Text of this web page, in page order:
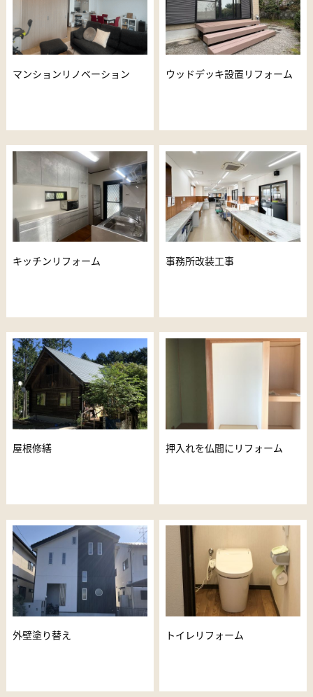
マンションリノベーション ウッドデッキ設置リフォーム
キッチンリフォーム 事務所改装工事
屋根修繕 押入れを仏間にリフォーム
外壁塗り替え トイレリフォーム